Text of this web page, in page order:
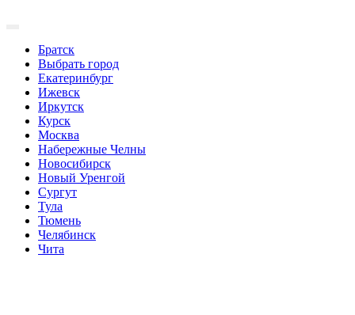
Братск
Выбрать город
Екатеринбург
Ижевск
Иркутск
Курск
Москва
Набережные Челны
Новосибирск
Новый Уренгой
Сургут
Тула
Тюмень
Челябинск
Чита